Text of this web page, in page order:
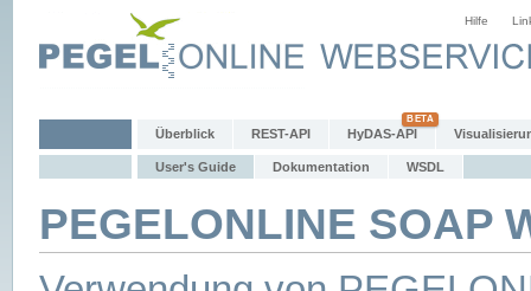
Hilfe
Überblick REST-API HyDAS-API
User's Guide Dokumentation WSDL
PEGELONLINE SOAP